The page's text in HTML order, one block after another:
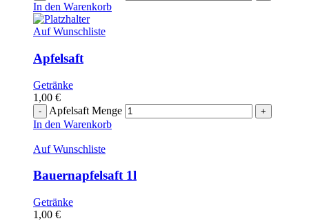
In den Warenkorb
Auf Wunschliste
Apfelsaft
Getränke
1,00 €
Apfelsaft Menge
In den Warenkorb
Auf Wunschliste
Bauernapfelsaft 1l
Getränke
1,00 €